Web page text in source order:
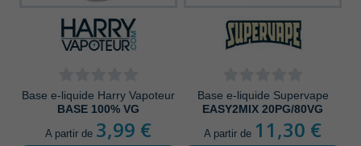
Base e-liquide Harry Vapoteur
BASE 100% VG
A partir de 3,99 €
Base e-liquide Supervape
EASY2MIX 20PG/80VG
A partir de 11,30 €